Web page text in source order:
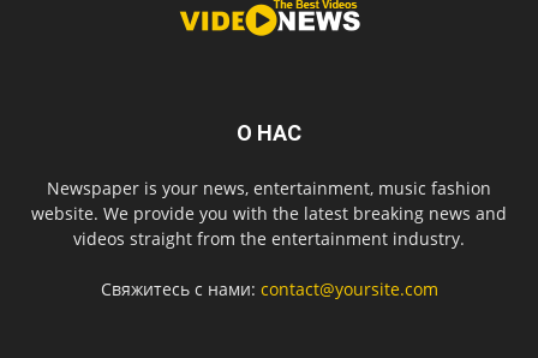
О НАС
Newspaper is your news, entertainment, music fashion
website. We provide you with the latest breaking news and
videos straight from the entertainment industry.
Свяжитесь с нами: contact@yoursite.com